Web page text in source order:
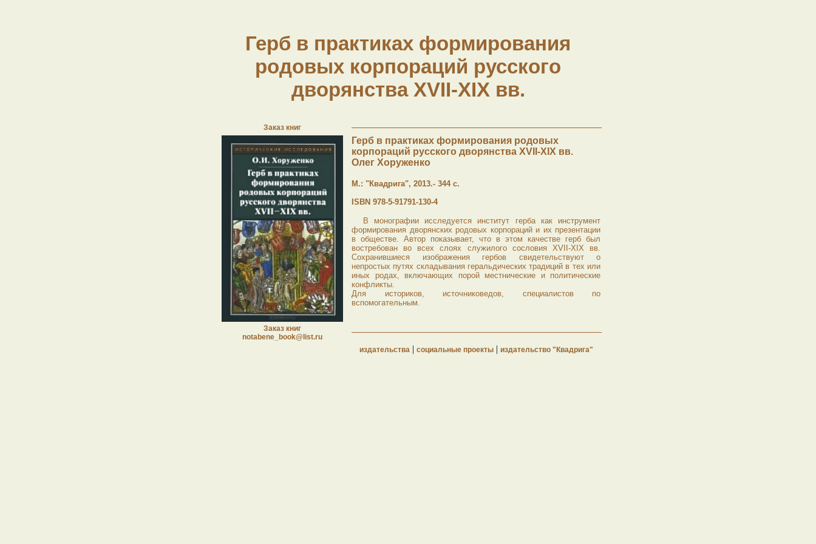
Герб в практиках формирования
родовых корпораций русского
дворянства XVII-XIX вв.
Заказ книг
Герб в практиках формирования родовых
корпораций русского дворянства XVII-XIX вв.
Олег Хоруженко
М.: "Квадрига", 2013.- 344 с.
ISBN 978-5-91791-130-4
В монографии исследуется институт герба как инструмент
формирования дворянских родовых корпораций и их презентации
в обществе. Автор показывает, что в этом качестве герб был
востребован во всех слоях служилого сословия XVII-XIX вв.
Сохранившиеся изображения гербов свидетельствуют о
непростых путях складывания геральдических традиций в тех или
иных родах, включающих порой местнические и политические
конфликты.
Для историков, источниковедов, специалистов по
вспомогательным.
Заказ книг
notabene_book@list.ru
издательства | социальные проекты| издательство "Квадрига"